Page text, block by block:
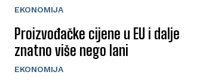
EKONOMIJA
Proizvođačke cijene u EU i dalje
znatno više nego lani
EKONOMIJA